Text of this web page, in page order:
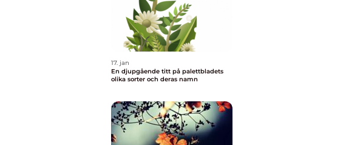
17. jan
En djupgående titt på palettbladets
olika sorter och deras namn